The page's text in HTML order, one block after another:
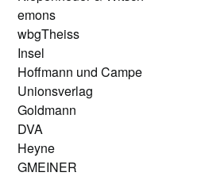
emons
wbgTheiss
Insel
Hoffmann und Campe
Unionsverlag
Goldmann
DVA
Heyne
GMEINER